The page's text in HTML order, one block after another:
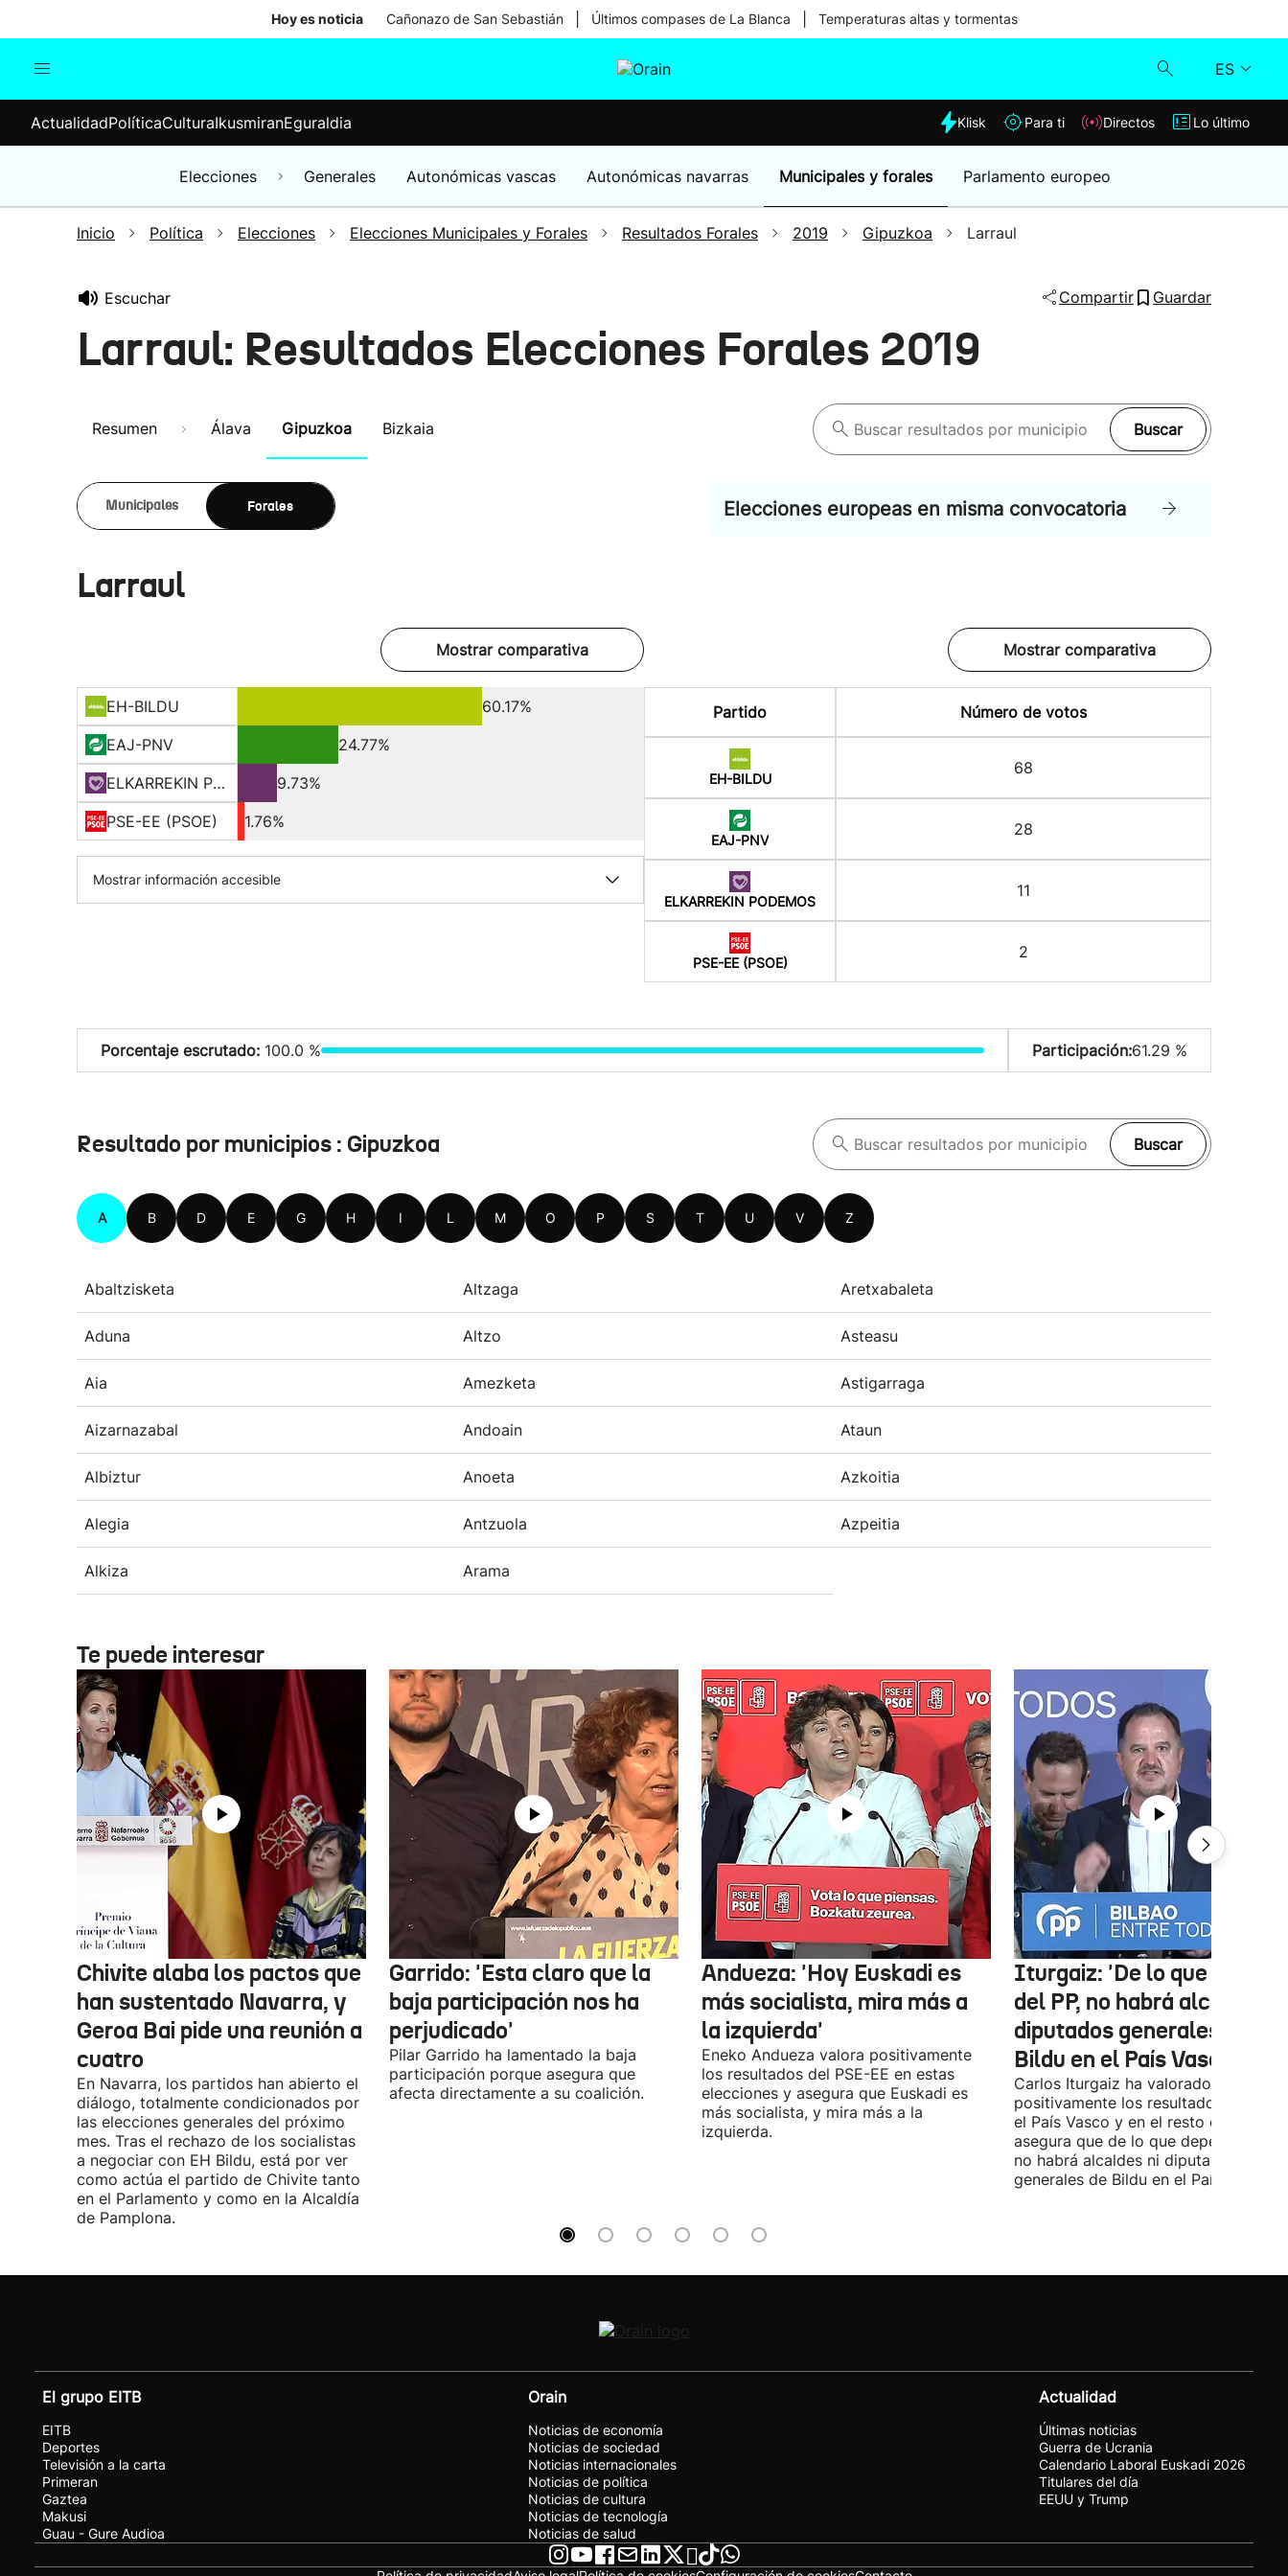
Hoy es noticia Cañonazo de San Sebastián Últimos compases de La Blanca Temperaturas altas y tormentas
ES
Elecciones
Klisk
Lo último
ActualidadPolíticaCulturaIkusmiranEguraldia Klisk Para ti Directos Lo último
Elecciones Generales Autonómicas vascas Autonómicas navarras Municipales y forales Parlamento europeo
Inicio Política Elecciones Elecciones Municipales y Forales Resultados Forales 2019 Gipuzkoa Larraul
Escuchar Compartir Guardar
Larraul: Resultados Elecciones Forales 2019
Resumen Álava Gipuzkoa Bizkaia Buscar
Municipales Forales Elecciones europeas en misma convocatoria
Larraul
Mostrar comparativa
EH-BILDU
60.17%
EAJ-PNV
24.77%
ELKARREKIN PODEMOS
9.73%
PSE-EE (PSOE)
1.76%
Mostrar información accesible
Mostrar comparativa
Partido Número de votos
EH-BILDU
68
EAJ-PNV
28
ELKARREKIN PODEMOS
11
PSE-EE (PSOE)
2
Porcentaje escrutado: 100.0 % Participación:61.29 %
Resultado por municipios : Gipuzkoa Buscar
A B D E G H I L M O P S T U V Z
Abaltzisketa Altzaga Aretxabaleta
Aduna Altzo Asteasu
Aia Amezketa Astigarraga
Aizarnazabal Andoain Ataun
Albiztur Anoeta Azkoitia
Alegia Antzuola Azpeitia
Alkiza Arama
Te puede interesar
Chivite alaba los pactos que
han sustentado Navarra, y
Geroa Bai pide una reunión a
cuatro
En Navarra, los partidos han abierto el
diálogo, totalmente condicionados por
las elecciones generales del próximo
mes. Tras el rechazo de los socialistas
a negociar con EH Bildu, está por ver
como actúa el partido de Chivite tanto
en el Parlamento y como en la Alcaldía
de Pamplona.
Garrido: 'Esta claro que la
baja participación nos ha
perjudicado'
Pilar Garrido ha lamentado la baja
participación porque asegura que
afecta directamente a su coalición.
Andueza: 'Hoy Euskadi es
más socialista, mira más a
la izquierda'
Eneko Andueza valora positivamente
los resultados del PSE-EE en estas
elecciones y asegura que Euskadi es
más socialista, y mira más a la
izquierda.
Iturgaiz: 'De lo que
del PP, no habrá alcaldes ni
diputados generales de
Bildu en el País Vasco'
Carlos Iturgaiz ha valorado
positivamente los resultados del PP
el País Vasco y en el resto de
asegura que de lo que dependa del
no habrá alcaldes ni diputados
generales de Bildu en el País Vasco.
El grupo EITB
EITB
Deportes
Televisión a la carta
Primeran
Gaztea
Makusi
Guau - Gure Audioa
Orain
Noticias de economía
Noticias de sociedad
Noticias internacionales
Noticias de política
Noticias de cultura
Noticias de tecnología
Noticias de salud
Actualidad
Últimas noticias
Guerra de Ucrania
Calendario Laboral Euskadi 2026
Titulares del día
EEUU y Trump